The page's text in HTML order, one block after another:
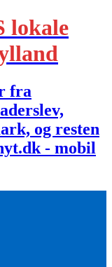
lokale
fra
og resten
- mobil